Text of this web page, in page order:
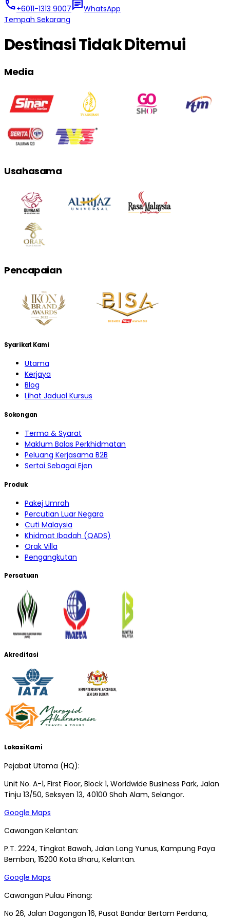
call+6011-1313 9007chatWhatsApp
Tempah Sekarang
Destinasi Tidak Ditemui
Media
Usahasama
Pencapaian
Syarikat Kami
Utama
Kerjaya
Blog
Lihat Jadual Kursus
Sokongan
Terma & Syarat
Maklum Balas Perkhidmatan
Peluang Kerjasama B2B
Sertai Sebagai Ejen
Produk
Pakej Umrah
Percutian Luar Negara
Cuti Malaysia
Khidmat Ibadah (QADS)
Orak Villa
Pengangkutan
Persatuan
Akreditasi
Lokasi Kami
Pejabat Utama (HQ):
Unit No. A-1, First Floor, Block 1, Worldwide Business Park, Jalan
Tinju 13/50, Seksyen 13, 40100 Shah Alam, Selangor.
Google Maps
Cawangan Kelantan:
P.T. 2224, Tingkat Bawah, Jalan Long Yunus, Kampung Paya
Bemban, 15200 Kota Bharu, Kelantan.
Google Maps
Cawangan Pulau Pinang:
No 26, Jalan Dagangan 16, Pusat Bandar Bertam Perdana,